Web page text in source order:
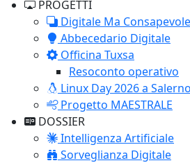
PROGETTI
Digitale Ma Consapevole
Abbecedario Digitale
Officina Tuxsa
Resoconto operativo
Linux Day 2026 a Salerno
Progetto MAESTRALE
DOSSIER
Intelligenza Artificiale
Sorveglianza Digitale